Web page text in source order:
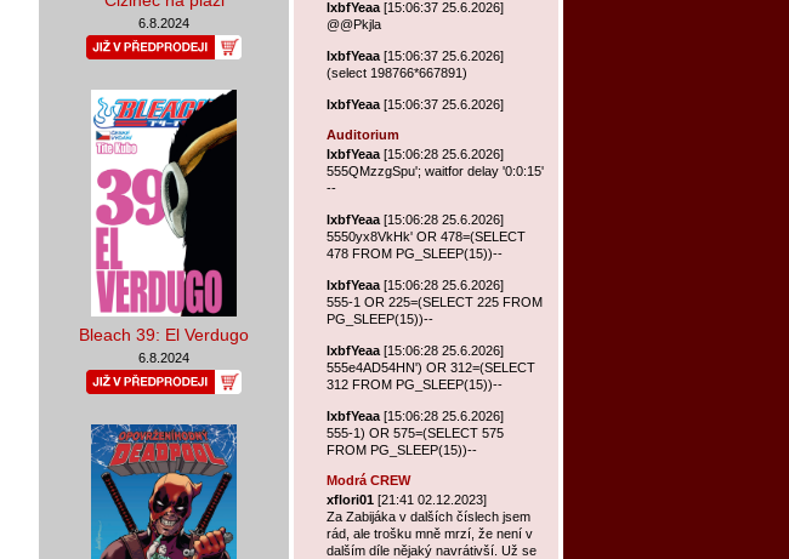
lxbfYeaa [15:06:37 25.6.2026]
@@Pkjla
lxbfYeaa [15:06:37 25.6.2026]
(select 198766*667891)
lxbfYeaa [15:06:37 25.6.2026]
Auditorium
lxbfYeaa [15:06:28 25.6.2026]
555QMzzgSpu'; waitfor delay '0:0:15'
--
lxbfYeaa [15:06:28 25.6.2026]
5550yx8VkHk' OR 478=(SELECT
478 FROM PG_SLEEP(15))--
lxbfYeaa [15:06:28 25.6.2026]
555-1 OR 225=(SELECT 225 FROM
PG_SLEEP(15))--
lxbfYeaa [15:06:28 25.6.2026]
555e4AD54HN') OR 312=(SELECT
312 FROM PG_SLEEP(15))--
lxbfYeaa [15:06:28 25.6.2026]
555-1) OR 575=(SELECT 575
FROM PG_SLEEP(15))--
Modrá CREW
xflori01 [21:41 02.12.2023]
Za Zabijáka v dalších číslech jsem
rád, ale trošku mně mrzí, že není v
dalším díle nějaký navrátivší. Už se
6.8.2024
Bleach 39: El Verdugo
6.8.2024